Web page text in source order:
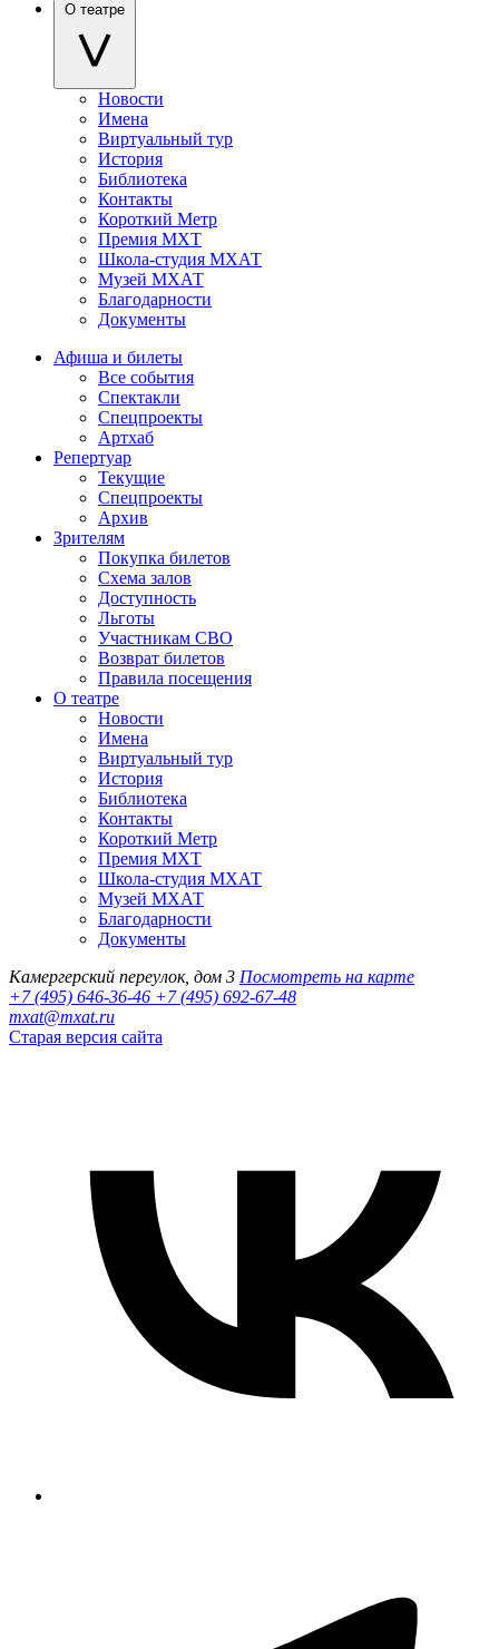
О театре
Новости
Имена
Виртуальный тур
История
Библиотека
Контакты
Короткий Метр
Премия МХТ
Школа-студия МХАТ
Музей МХАТ
Благодарности
Документы
Афиша и билеты
Все события
Спектакли
Спецпроекты
Артхаб
Репертуар
Текущие
Спецпроекты
Архив
Зрителям
Покупка билетов
Схема залов
Доступность
Льготы
Участникам СВО
Возврат билетов
Правила посещения
О театре
Новости
Имена
Виртуальный тур
История
Библиотека
Контакты
Короткий Метр
Премия МХТ
Школа-студия МХАТ
Музей МХАТ
Благодарности
Документы
Камергерский переулок, дом 3 Посмотреть на карте
+7 (495) 646-36-46 +7 (495) 692-67-48‬
mxat@mxat.ru
Старая версия сайта